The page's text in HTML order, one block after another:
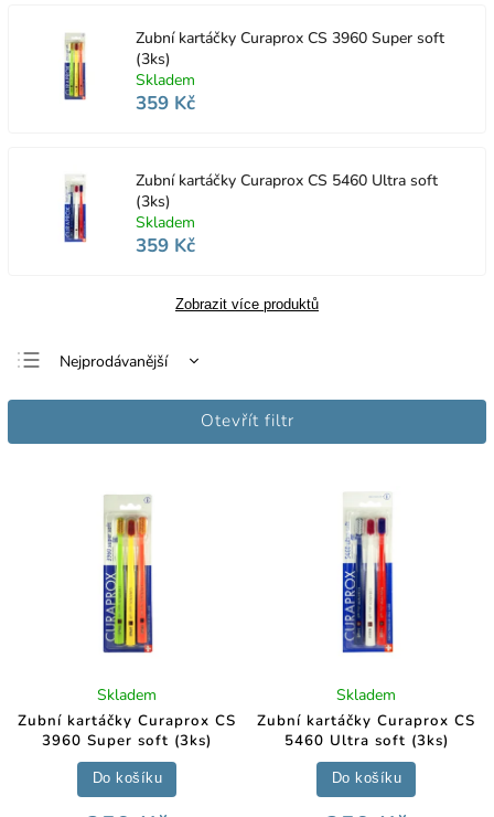
Zubní kartáčky Curaprox CS 3960 Super soft
(3ks)
Skladem
359 Kč
Zubní kartáčky Curaprox CS 5460 Ultra soft
(3ks)
Skladem
359 Kč
Zobrazit více produktů
Nejprodávanější
Nejlevnější
Otevřít filtr
Zubní kartáčky Curaprox CS
3960 Super soft (3ks)
Skladem
Do košíku
Zubní kartáčky Curaprox CS
5460 Ultra soft (3ks)
Skladem
Do košíku